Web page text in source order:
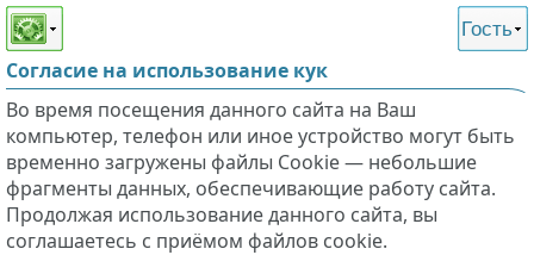
Этот сайт поддерживает
слабовидящих
Гость
Согласие на использование кук
Во время посещения данного сайта на Ваш
компьютер, телефон или иное устройство могут быть
временно загружены файлы Cookie — небольшие
фрагменты данных, обеспечивающие работу сайта.
Продолжая использование данного сайта, вы
соглашаетесь с приёмом файлов cookie.